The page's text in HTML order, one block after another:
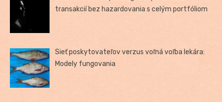
transakcií bez hazardovania s celým portfóliom
Sieť poskytovateľov verzus voľná voľba lekára:
Modely fungovania